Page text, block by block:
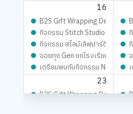
16
B2S Gift Wrapping Design
กิจกรรม Stitch Studio - เสกส
กิจกรรม สไลม์เลิฟปาร์ตี้ ปั้นสนุก
จอยทุก Gen ยกโรงเรียน
เตรียมพบกับกิจกรรม New
23
B2S Gift Wrapping Design